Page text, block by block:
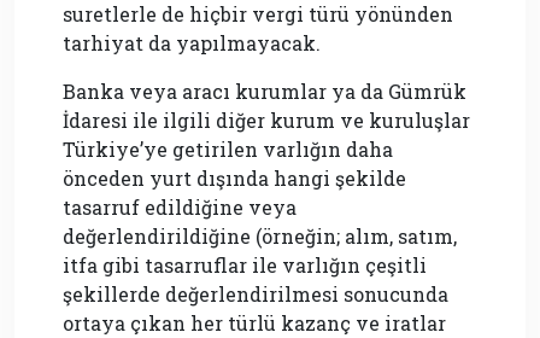
suretlerle de hiçbir vergi türü yönünden
tarhiyat da yapılmayacak.
Banka veya aracı kurumlar ya da Gümrük
İdaresi ile ilgili diğer kurum ve kuruluşlar
Türkiye’ye getirilen varlığın daha
önceden yurt dışında hangi şekilde
tasarruf edildiğine veya
değerlendirildiğine (örneğin; alım, satım,
itfa gibi tasarruflar ile varlığın çeşitli
şekillerde değerlendirilmesi sonucunda
ortaya çıkan her türlü kazanç ve iratlar